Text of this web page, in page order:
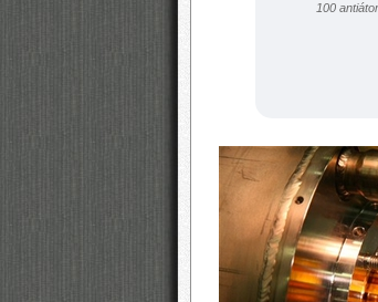
100